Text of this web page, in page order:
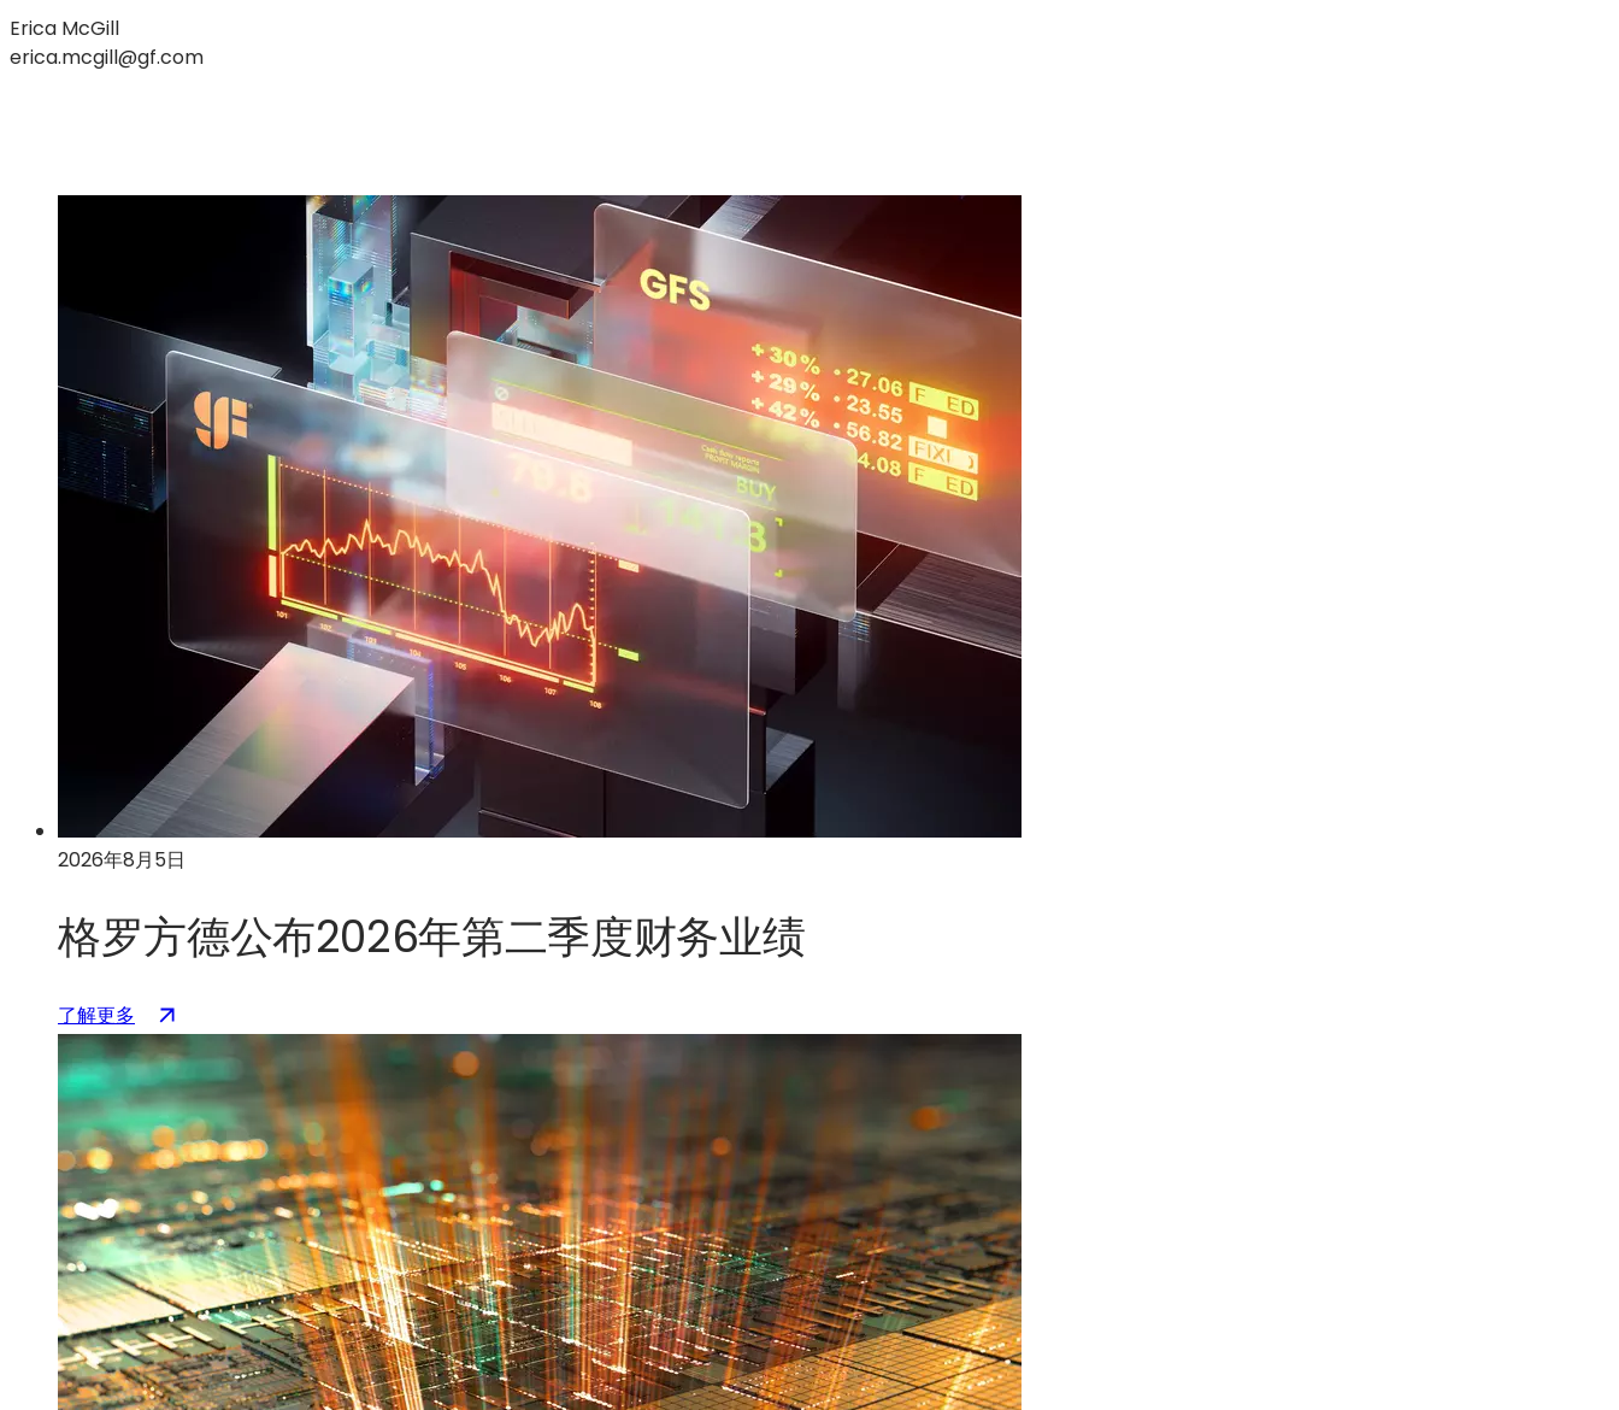
Erica McGill
erica.mcgill@gf.com
2026年8月5日
格罗方德公布2026年第二季度财务业绩
了解更多
GlobalFoundries
公
布
2026
年
第
二
季
度
财
务
业
绩
新
标
签
页
中
打
开）